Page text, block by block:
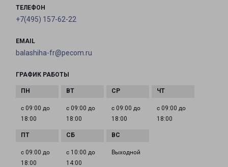
ТЕЛЕФОН
+7(495) 157-62-22
EMAIL
balashiha-fr@pecom.ru
ГРАФИК РАБОТЫ
с 09:00 до
18:00
с 09:00 до
18:00
с 09:00 до
18:00
с 09:00 до
18:00
с 09:00 до
18:00
с 10:00 до
14:00
Выходной